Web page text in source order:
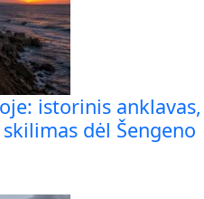
istorinis anklavas,
dėl Šengeno